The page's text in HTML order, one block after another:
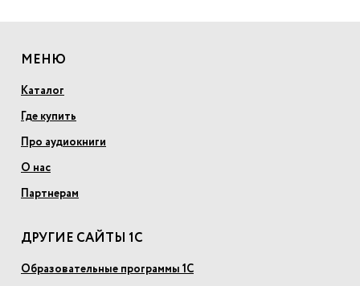
МЕНЮ
Каталог
Где купить
Про аудиокниги
О нас
Партнерам
ДРУГИЕ САЙТЫ 1С
Образовательные программы 1С